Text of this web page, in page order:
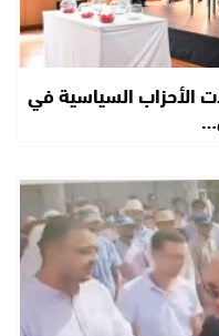
الأحزاب السياسية في